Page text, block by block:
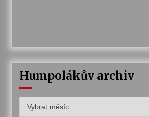
Humpolákův archiv
archiv